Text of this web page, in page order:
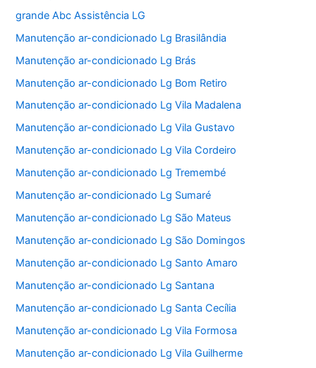
grande Abc Assistência LG
Manutenção ar-condicionado Lg Brasilândia
Manutenção ar-condicionado Lg Brás
Manutenção ar-condicionado Lg Bom Retiro
Manutenção ar-condicionado Lg Vila Madalena
Manutenção ar-condicionado Lg Vila Gustavo
Manutenção ar-condicionado Lg Vila Cordeiro
Manutenção ar-condicionado Lg Tremembé
Manutenção ar-condicionado Lg Sumaré
Manutenção ar-condicionado Lg São Mateus
Manutenção ar-condicionado Lg São Domingos
Manutenção ar-condicionado Lg Santo Amaro
Manutenção ar-condicionado Lg Santana
Manutenção ar-condicionado Lg Santa Cecília
Manutenção ar-condicionado Lg Vila Formosa
Manutenção ar-condicionado Lg Vila Guilherme